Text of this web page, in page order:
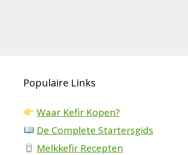
Populaire Links
Waar Kefir Kopen?
De Complete Startersgids
Melkkefir Recepten